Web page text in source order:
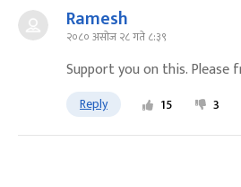
Ramesh
२०८० असोज २८ गते ८:३९
Support you on this. Please
Reply 15 3